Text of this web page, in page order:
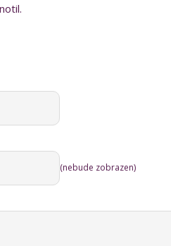
(nebude zobrazen)